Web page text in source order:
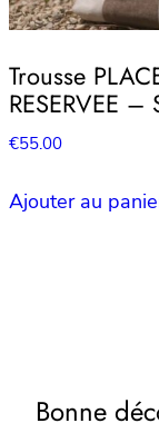
Trousse
RESERVEE –
€55.00
Ajouter au
Bonne